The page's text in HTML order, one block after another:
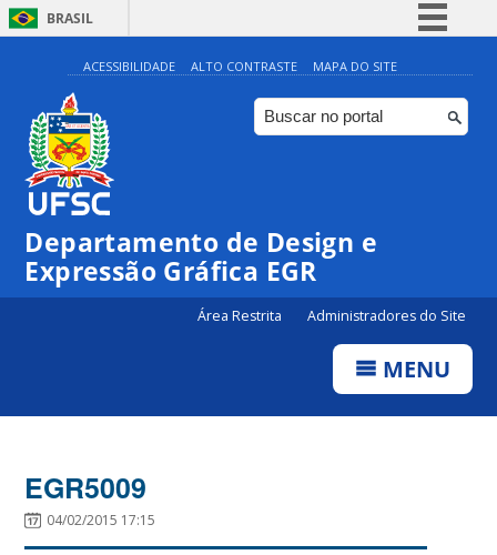
BRASIL
Simplifique!
Comunica BR
Participe
Canais
ACESSIBILIDADE ALTO CONTRASTE MAPA DO SITE
Departamento de Design e
Expressão Gráfica EGR
Área Restrita Administradores do Site
MENU
EGR5009
04/02/2015 17:15